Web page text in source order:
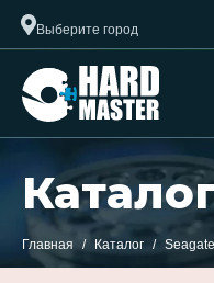
Выберите город
Главная Каталог Seagate